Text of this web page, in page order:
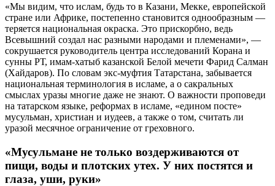
«Мы видим, что ислам, будь то в Казани, Мекке, европейской
стране или Африке, постепенно становится однообразным —
теряется национальная окраска. Это прискорбно, ведь
Всевышний создал нас разными народами и племенами», —
сокрушается руководитель центра исследований Корана и
сунны РТ, имам-хатыб казанской Белой мечети Фарид Салман
(Хайдаров). По словам экс-муфтия Татарстана, забывается
национальная терминология в исламе, а о сакральных
смыслах уразы многие даже не знают. О важности проповеди
на татарском языке, реформах в исламе, «едином посте»
мусульман, христиан и иудеев, а также о том, считать ли
уразой месячное ограничение от греховного.
«Мусульмане не только воздерживаются от
пищи, воды и плотских утех. У них постятся и
глаза, уши, руки»